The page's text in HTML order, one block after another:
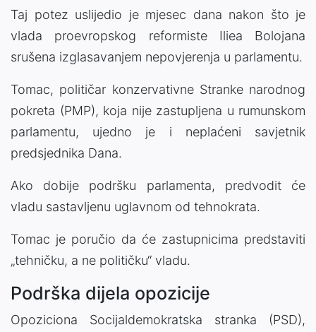
Taj potez uslijedio je mjesec dana nakon što je
vlada proevropskog reformiste Iliea Bolojana
srušena izglasavanjem nepovjerenja u parlamentu.
Tomac, političar konzervativne Stranke narodnog
pokreta (PMP), koja nije zastupljena u rumunskom
parlamentu, ujedno je i neplaćeni savjetnik
predsjednika Dana.
Ako dobije podršku parlamenta, predvodit će
vladu sastavljenu uglavnom od tehnokrata.
Tomac je poručio da će zastupnicima predstaviti
„tehničku, a ne političku“ vladu.
Podrška dijela opozicije
Opoziciona Socijaldemokratska stranka (PSD),